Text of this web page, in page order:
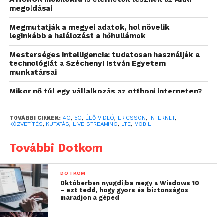
Ulf Ewaldsson, az Ericsson stratégiai és technológiai
90 százaléka 3G és 4G hálózatokra szól; a szabványosított 5G
sok távközlési szolgáltató mutat élénk érdeklődést az ún. pre-
standard 5G hálózatok indítása iránt. Az 5G sok iparágban
felgyorsítja majd a digitális átalakulást, és új felhasználási
lehetőségek előtt nyitja meg az utat: dolgok internete (IoT),
megoldásai
Megmutatják a megyei adatok, hol növelik
leginkább a halálozást a hőhullámok
Mesterséges intelligencia: tudatosan használják a
technológiát a Széchenyi István Egyetem
munkatársai
Mikor nő túl egy vállalkozás az otthoni interneten?
TOVÁBBI CIKKEK: 4G, 5G, ÉLŐ VIDEÓ, ERICSSON, INTERNET,
KÖZVETÍTÉS, KUTATÁS, LIVE STREAMING, LTE, MOBIL
További Dotkom
DOTKOM
Októberben nyugdíjba megy a Windows 10
– ezt tedd, hogy gyors és biztonságos
maradjon a géped